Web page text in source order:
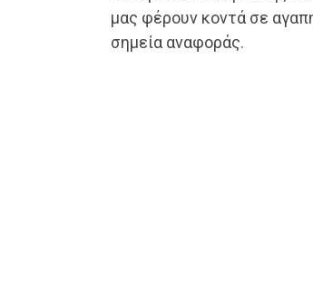
μας φέρουν κοντά σε
σημεία αναφοράς.